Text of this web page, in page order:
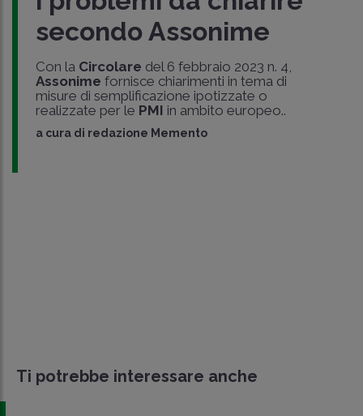
secondo Assonime
Con la Circolare del 6 febbraio 2023 n. 4,
Assonime fornisce chiarimenti in tema di
misure di semplificazione ipotizzate o
realizzate per le PMI in ambito europeo..
a cura di redazione Memento
Ti potrebbe interessare anche